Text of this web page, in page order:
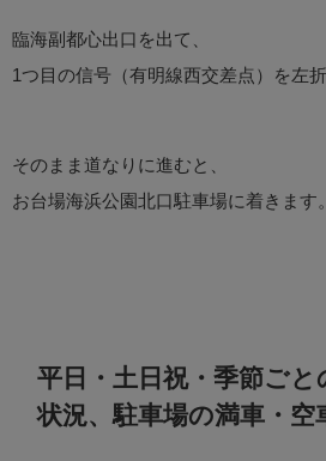
臨海副都心出口を出て、
1つ目の信号（有明線西交差点）を左折
そのまま道なりに進むと、
お台場海浜公園北口駐車場に着きます。
平日・土日祝・季節ごと
状況、駐車場の満車・空